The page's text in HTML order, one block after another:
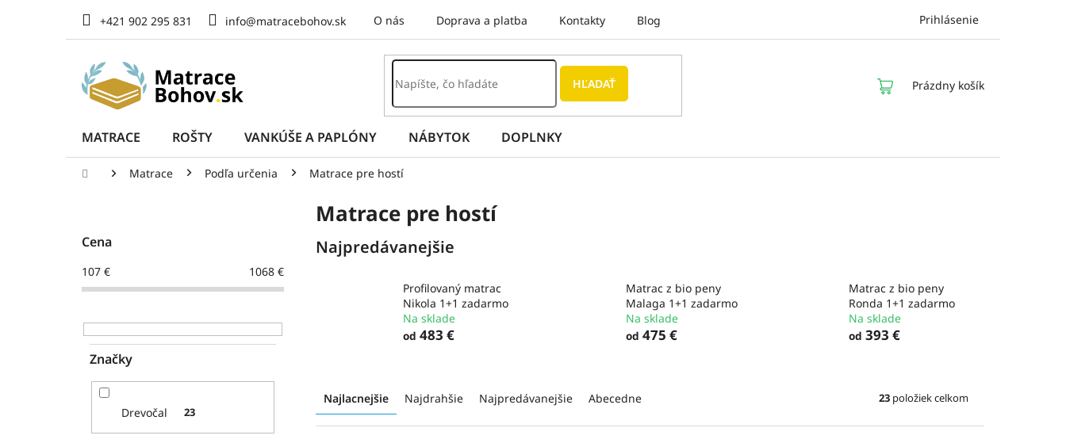
+421 902 295 831 info@matracebohov.sk O nás Doprava a platba Kontakty Blog Prihlásenie
HĽADAŤ
NÁKUPNÝ
Prázdny košík
MATRACE ROŠTY VANKÚŠE A PAPLÓNY NÁBYTOK DOPLNKY
DomovMatrace Podľa určenia Matrace pre hostí
Cena
107 € 1068 €
Značky
Drevočal 23
Matrace pre hostí
Najpredávanejšie
Profilovaný matrac
Nikola 1+1 zadarmo
Na sklade
od 483 €
Matrac z bio peny
Malaga 1+1 zadarmo
Na sklade
od 475 €
Matrac z bio peny
Ronda 1+1 zadarmo
Na sklade
od 393 €
d
e
Najlacnejšie Najdrahšie Najpredávanejšie Abecedne 23 položiek celkom